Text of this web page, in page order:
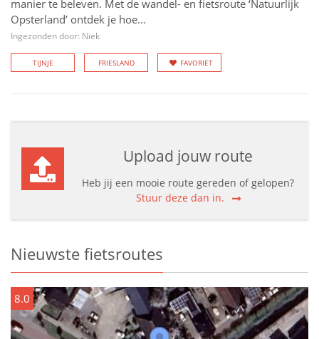
manier te beleven. Met de wandel- en fietsroute ‘Natuurlijk
Opsterland’ ontdek je hoe...
Ingezonden door: Niek
TIJNJE FRIESLAND FAVORIET
Upload jouw route
Heb jij een mooie route gereden of gelopen?
Stuur deze dan in.
Nieuwste fietsroutes
8.0